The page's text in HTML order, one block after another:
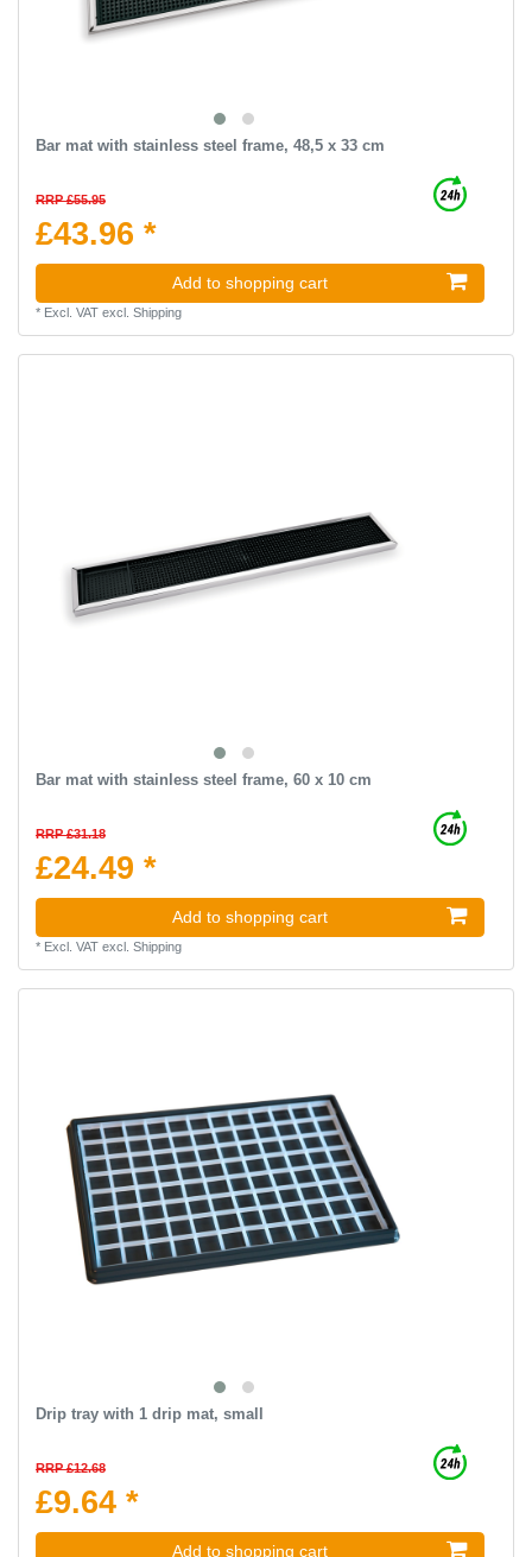
Bar mat with stainless steel frame, 48,5 x 33 cm
RRP £55.95
£43.96 *
Add to shopping cart
* Excl. VATexcl. Shipping
Bar mat with stainless steel frame, 60 x 10 cm
RRP £31.18
£24.49 *
Add to shopping cart
* Excl. VATexcl. Shipping
Drip tray with 1 drip mat, small
RRP £12.68
£9.64 *
Add to shopping cart